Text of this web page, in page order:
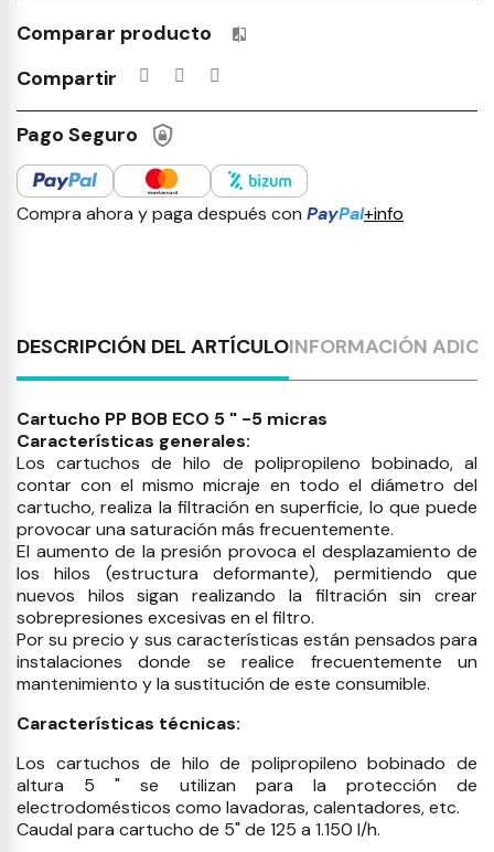
Comparar producto Productos incluidos en tu lista
Compartir
Pago Seguro
Compra ahora y paga después con PayPal+info
DESCRIPCIÓN DEL ARTÍCULOINFORMACIÓN
Cartucho PP BOB ECO 5 " -5 micras
Características generales:
Los cartuchos de hilo de polipropileno bobinado, al
contar con el mismo micraje en todo el diámetro del
cartucho, realiza la filtración en superficie, lo que puede
provocar una saturación más frecuentemente.
El aumento de la presión provoca el desplazamiento de
los hilos (estructura deformante), permitiendo que
nuevos hilos sigan realizando la filtración sin crear
sobrepresiones excesivas en el filtro.
Por su precio y sus características están pensados para
instalaciones donde se realice frecuentemente un
mantenimiento y la sustitución de este consumible.
Características técnicas:
Los cartuchos de hilo de polipropileno bobinado de
altura 5 " se utilizan para la protección de
electrodomésticos como lavadoras, calentadores, etc.
Caudal para cartucho de 5" de 125 a 1.150 l/h.